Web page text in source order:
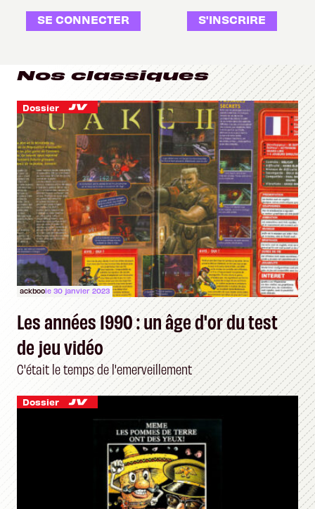
SE CONNECTER S'INSCRIRE
Nos classiques
Dossier
ackboole 30 janvier 2023
Les années 1990 : un âge d'or du test
de jeu vidéo
C'était le temps de l'emerveillement
Dossier